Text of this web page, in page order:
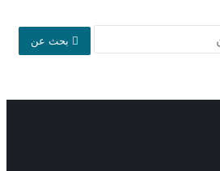
بحث عن